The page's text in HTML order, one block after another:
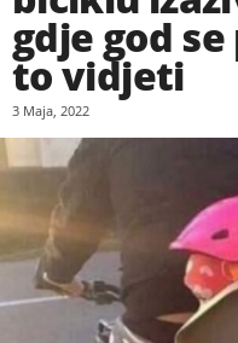
gdje god
to vidjeti
3 Maja, 2022